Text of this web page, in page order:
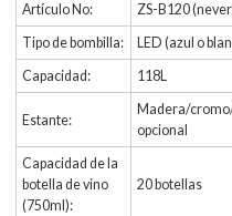
Artículo No:
ZS-B120
Tipo de bombilla:
LED (azul o
Capacidad:
118L
Estante:
Madera/
opcional
Capacidad de la
botella de vino
(750ml):
20 botellas